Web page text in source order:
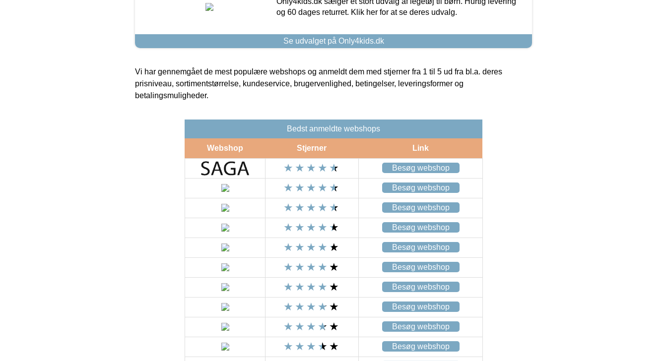
og 60 dages returret. Klik her for at se deres udvalg.
Se udvalget på Only4kids.dk
Vi har gennemgået de mest populære webshops og anmeldt dem med stjerner fra 1 til 5 ud fra bl.a. deres
prisniveau, sortimentstørrelse, kundeservice, brugervenlighed, betingelser, leveringsformer og
betalingsmuligheder.
Bedst anmeldte webshops
Webshop Stjerner Link
Besøg webshop
Besøg webshop
Besøg webshop
Besøg webshop
Besøg webshop
Besøg webshop
Besøg webshop
Besøg webshop
Besøg webshop
Besøg webshop